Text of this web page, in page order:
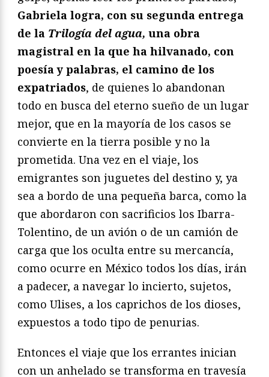
Gabriela logra, con su segunda entrega
de la Trilogía del agua, una obra
magistral en la que ha hilvanado, con
poesía y palabras, el camino de los
expatriados, de quienes lo abandonan
todo en busca del eterno sueño de un lugar
mejor, que en la mayoría de los casos se
convierte en la tierra posible y no la
prometida. Una vez en el viaje, los
emigrantes son juguetes del destino y, ya
sea a bordo de una pequeña barca, como la
que abordaron con sacrificios los Ibarra-
Tolentino, de un avión o de un camión de
carga que los oculta entre su mercancía,
como ocurre en México todos los días, irán
a padecer, a navegar lo incierto, sujetos,
como Ulises, a los caprichos de los dioses,
expuestos a todo tipo de penurias.
Entonces el viaje que los errantes inician
con un anhelado se transforma en travesía